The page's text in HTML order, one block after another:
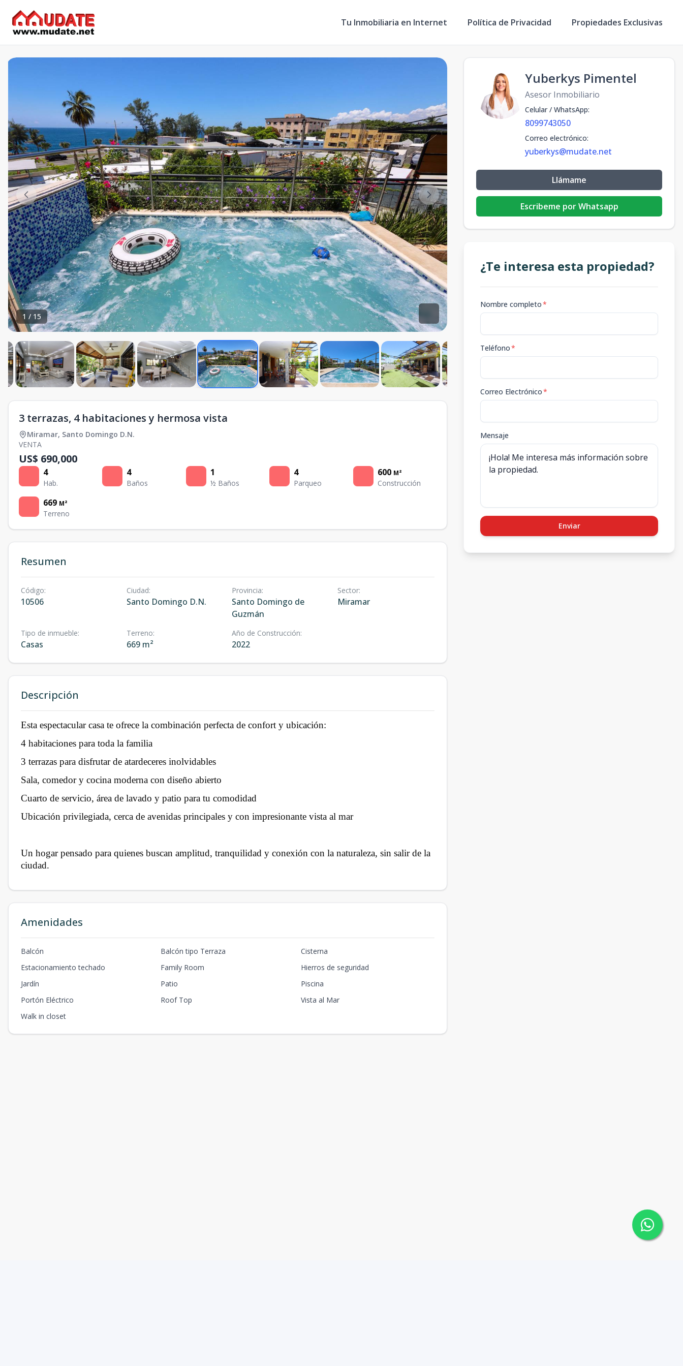
Tu Inmobiliaria en Internet Política de Privacidad Propiedades Exclusivas
1 / 15
3 terrazas, 4 habitaciones y hermosa vista
Miramar, Santo Domingo D.N.
VENTA
US$ 690,000
4
Hab.
4
Baños
1
½ Baños
4
Parqueo
600 M²
Construcción
669 M²
Terreno
Resumen
Código:
10506
Ciudad:
Santo Domingo D.N.
Provincia:
Santo Domingo de
Guzmán
Sector:
Miramar
Tipo de inmueble:
Casas
Terreno:
669 m²
Año de Construcción:
2022
Descripción
Esta espectacular casa te ofrece la combinación perfecta de confort y ubicación:
4 habitaciones para toda la familia
3 terrazas para disfrutar de atardeceres inolvidables
Sala, comedor y cocina moderna con diseño abierto
Cuarto de servicio, área de lavado y patio para tu comodidad
Ubicación privilegiada, cerca de avenidas principales y con impresionante vista al mar
Un hogar pensado para quienes buscan amplitud, tranquilidad y conexión con la naturaleza, sin salir de la
ciudad.
Amenidades
Balcón Balcón tipo Terraza
Cisterna
Estacionamiento techado
Family Room
Hierros de seguridad
Jardín
Patio
Piscina
Portón Eléctrico
Roof Top
Vista al Mar
Walk in closet
Yuberkys Pimentel
Asesor Inmobiliario
Celular / WhatsApp:
8099743050
Correo electrónico:
yuberkys@mudate.net
Llámame
Escribeme por Whatsapp
¿Te interesa esta propiedad?
Nombre completo*
Teléfono*
Correo Electrónico*
Mensaje
Enviar